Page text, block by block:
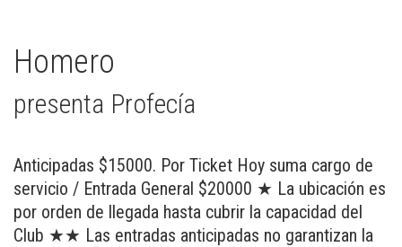
Homero
presenta Profecía
Anticipadas $15000. Por Ticket Hoy suma cargo de
servicio / Entrada General $20000 ★ La ubicación es
por orden de llegada hasta cubrir la capacidad del
Club ★★ Las entradas anticipadas no garantizan la